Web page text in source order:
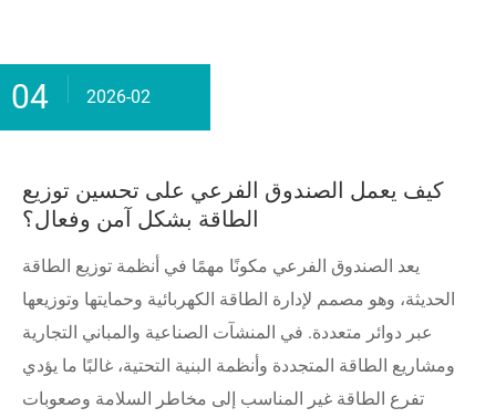
04 2026-02
كيف يعمل الصندوق الفرعي على تحسين توزيع
الطاقة بشكل آمن وفعال؟
يعد الصندوق الفرعي مكونًا مهمًا في أنظمة توزيع الطاقة
الحديثة، وهو مصمم لإدارة الطاقة الكهربائية وحمايتها وتوزيعها
عبر دوائر متعددة. في المنشآت الصناعية والمباني التجارية
ومشاريع الطاقة المتجددة وأنظمة البنية التحتية، غالبًا ما يؤدي
تفرع الطاقة غير المناسب إلى مخاطر السلامة وصعوبات